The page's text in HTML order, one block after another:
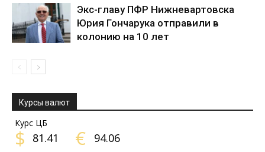
Экс-главу ПФР Нижневартовска
Юрия Гончарука отправили в
колонию на 10 лет
Курсы валют
Курс ЦБ
$ 81.41 € 94.06